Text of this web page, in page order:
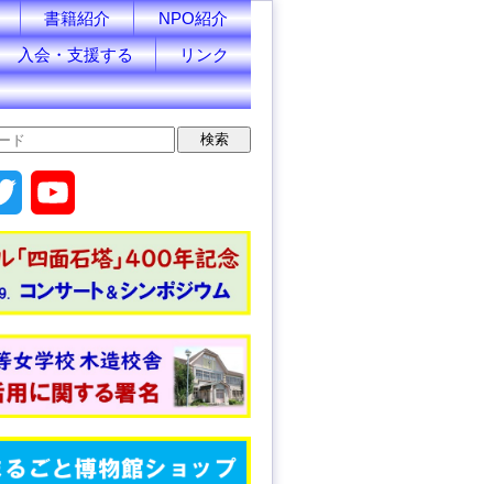
書籍紹介
NPO紹介
入会・支援する
リンク
w
i
t
e
o
u
b
e